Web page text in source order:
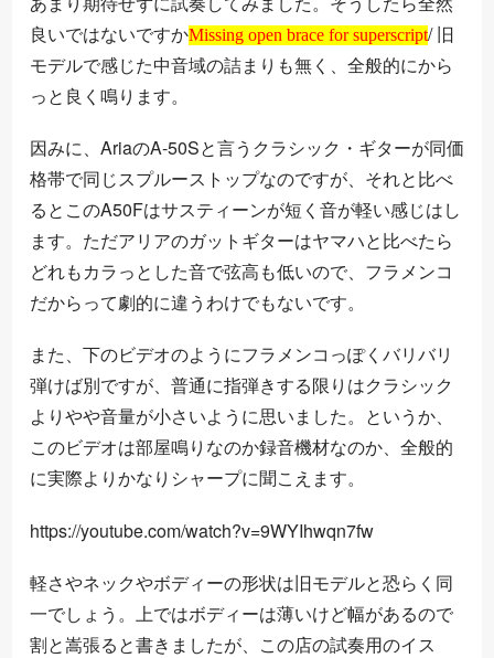
良いではないですかMissing open brace for superscript
Missing open brace for superscript
/ 旧
モデルで感じた中音域の詰まりも無く、全般的にから
っと良く鳴ります。
因みに、AriaのA-50Sと言うクラシック・ギターが同価
格帯で同じスプルーストップなのですが、それと比べ
るとこのA50Fはサスティーンが短く音が軽い感じはし
ます。ただアリアのガットギターはヤマハと比べたら
どれもカラっとした音で弦高も低いので、フラメンコ
だからって劇的に違うわけでもないです。
また、下のビデオのようにフラメンコっぽくバリバリ
弾けば別ですが、普通に指弾きする限りはクラシック
よりやや音量が小さいように思いました。というか、
このビデオは部屋鳴りなのか録音機材なのか、全般的
に実際よりかなりシャープに聞こえます。
https://youtube.com/watch?v=9WYIhwqn7fw
軽さやネックやボディーの形状は旧モデルと恐らく同
一でしょう。上ではボディーは薄いけど幅があるので
割と嵩張ると書きましたが、この店の試奏用のイス